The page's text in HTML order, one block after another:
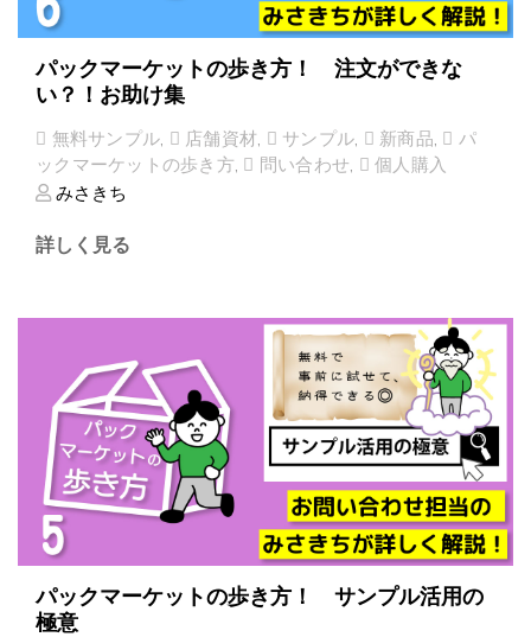
パックマーケットの歩き方！ 注文ができな
い？！お助け集
無料サンプル, 店舗資材, サンプル, 新商品,
パ
ックマーケットの歩き方, 問い合わせ,
個人購入
みさきち
詳しく見る
パックマーケットの歩き方！ サンプル活用の
極意